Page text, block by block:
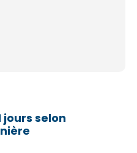
jours selon